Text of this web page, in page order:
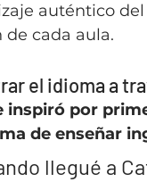
auténtico
de cada aula.
el idioma a
inspiró por
de enseñar
llegué a